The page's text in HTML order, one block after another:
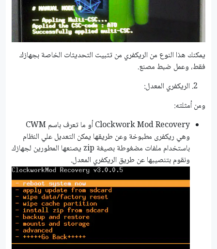
يمكنك هذا النوع من الريكفري من تثبيت التحديثات الخاصة بجهازك
فقط، وعمل ضبط مصنع.
الريكفري المعدل:
ومن أمثلته:
Clockwork Mod Recovery أو ما تعرف باسم CWM
وهي ريكفرى مطبوخة وعن طريقها يمكن التعديل علي النظام
باستخدام ملفات مضغوطة بصيغة zip يصنعها المطورين لجهازك
ونقوم بتنصيبها عن طريق الريكفري المعدل.